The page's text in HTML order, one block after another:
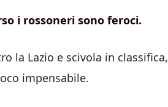
i rossoneri sono feroci.
la Lazio e scivola in classifica,
impensabile.